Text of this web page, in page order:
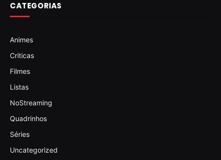
CATEGORIAS
Animes
Criticas
Filmes
Listas
NoStreaming
Quadrinhos
Séries
Uncategorized